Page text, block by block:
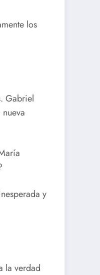
los
Gabriel
y
la verdad